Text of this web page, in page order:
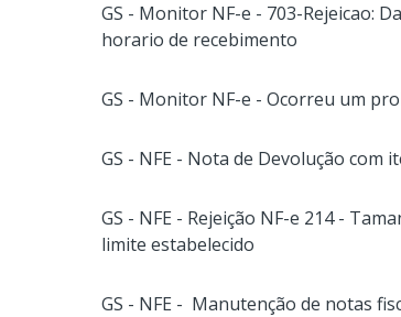
GS - Monitor NF-e - 703-Rejeicao:
horario de recebimento
GS - Monitor NF-e - Ocorreu um
GS - NFE - Nota de Devolução com
GS - NFE - Rejeição NF-e 214 -
limite estabelecido
GS - NFE - Manutenção de notas